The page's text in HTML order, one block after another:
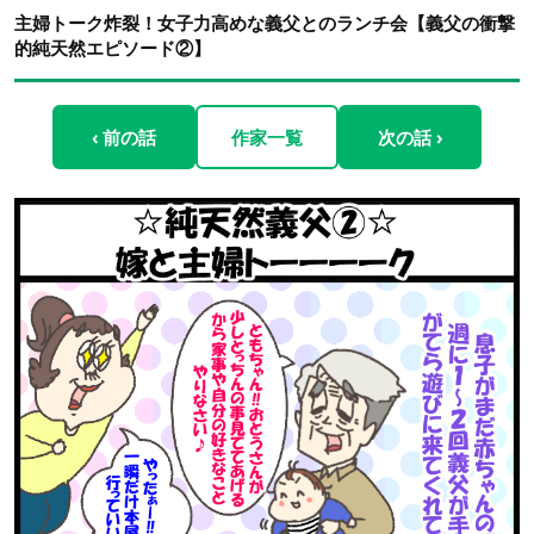
主婦トーク炸裂！女子力高めな義父とのランチ会【義父の衝撃
的純天然エピソード②】
‹ 前の話 作家一覧 次の話 ›